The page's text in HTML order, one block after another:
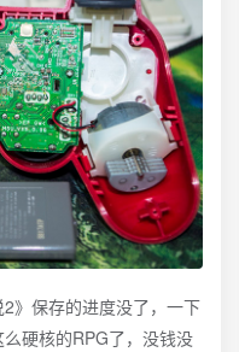
保存的进度没了，一下
硬核的RPG了，没钱没